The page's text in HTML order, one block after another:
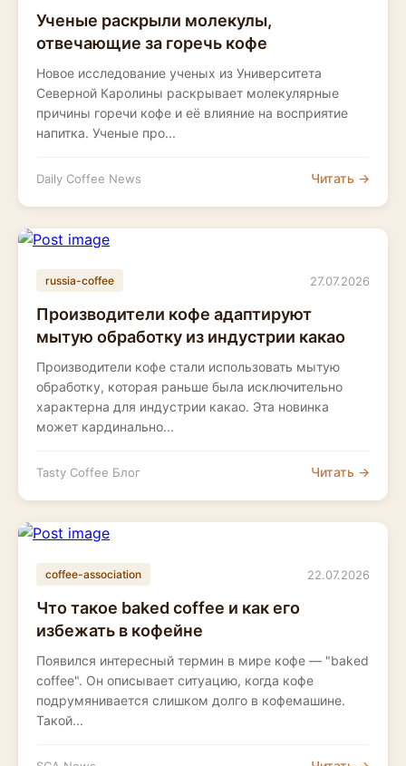
Ученые раскрыли молекулы,
отвечающие за горечь кофе
Новое исследование ученых из Университета
Северной Каролины раскрывает молекулярные
причины горечи кофе и её влияние на восприятие
напитка. Ученые про...
Daily Coffee News Читать →
russia-coffee 27.07.2026
Производители кофе адаптируют
мытую обработку из индустрии какао
Производители кофе стали использовать мытую
обработку, которая раньше была исключительно
характерна для индустрии какао. Эта новинка
может кардинально...
Tasty Coffee Блог Читать →
coffee-association 22.07.2026
Что такое baked coffee и как его
избежать в кофейне
Появился интересный термин в мире кофе — "baked
coffee". Он описывает ситуацию, когда кофе
подрумянивается слишком долго в кофемашине.
Такой...